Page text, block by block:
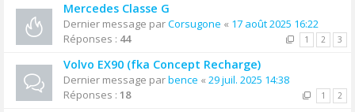
Mercedes Classe G
Dernier message parCorsugone « 17 août 2025 16:22
Réponses : 44 1 2 3
Volvo EX90 (fka Concept Recharge)
Dernier message parbence « 29 juil. 2025 14:38
Réponses : 18 1 2